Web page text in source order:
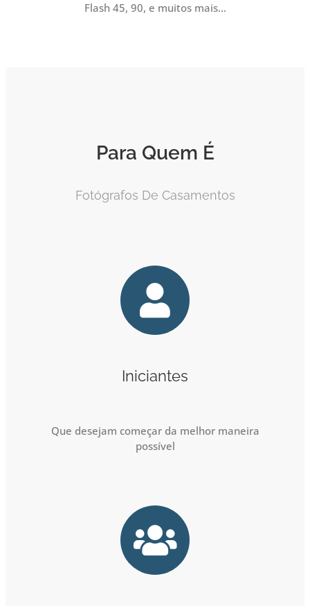
Flash 45, 90, e muitos mais…
Para Quem É
Fotógrafos De Casamentos
Iniciantes
Que desejam começar da melhor maneira
possível